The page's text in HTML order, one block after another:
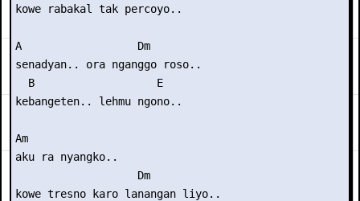
kowe rabakal tak percoyo..
A                  Dm
senadyan.. ora nganggo roso..
  B                   E
kebangeten.. lehmu ngono..
Am
aku ra nyangko..
                   Dm
kowe tresno karo lanangan liyo..